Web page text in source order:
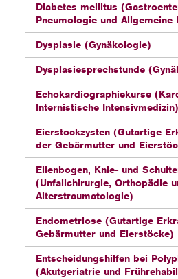
Diabetes mellitus
Pneumologie und Allgemeine
Dysplasie (Gynäkologie)
Dysplasiesprechstunde
Echokardiographiekurse
Internistische Intensivmedizin)
Eierstockzysten (Gutartige
der Gebärmutter und
Ellenbogen, Knie- und
(Unfallchirurgie, Orthopädie
Alterstraumatologie)
Endometriose (Gutartige
Gebärmutter und Eierstöcke)
Entscheidungshilfen bei
(Akutgeriatrie und